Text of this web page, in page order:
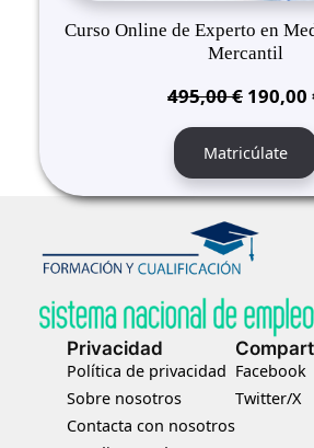
Curso Online de Experto en
Mercantil
495,00€ El
precio
era:
495,00
190,00
Matricúlate
Privacidad
Política de privacidad
Sobre nosotros
Contacta con nosotros
Facebook
Twitter/X